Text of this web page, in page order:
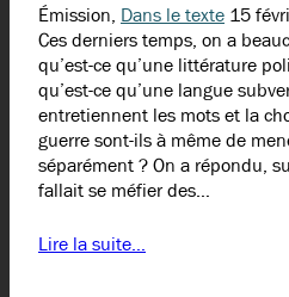
Émission, Dans le texte 15
Ces derniers temps, on a
qu’est-ce qu’une littérature
qu’est-ce qu’une langue
entretiennent les mots et la
guerre sont-ils à même de
séparément ? On a répondu,
fallait se méfier des…
Lire la suite…